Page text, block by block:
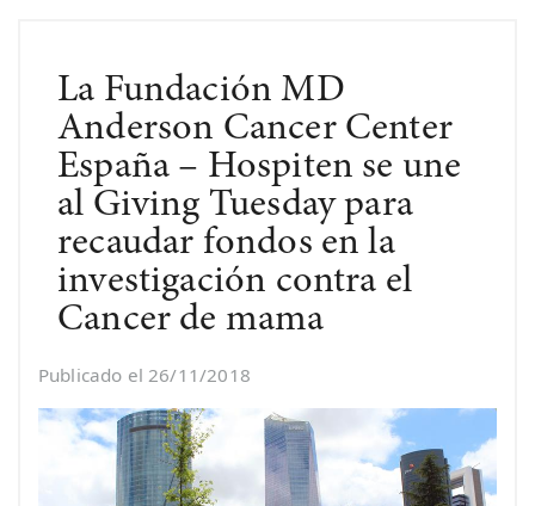
La Fundación MD
Anderson Cancer Center
España – Hospiten se une
al Giving Tuesday para
recaudar fondos en la
investigación contra el
Cancer de mama
Publicado el 26/11/2018